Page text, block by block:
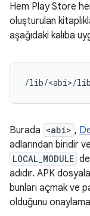
Hem Play Store
oluşturulan
aşağıdaki kalıba
Burada <abi> ,
adlarından biridir ve
LOCAL_MODULE
adıdır. APK
bunları açmak ve
olduğunu